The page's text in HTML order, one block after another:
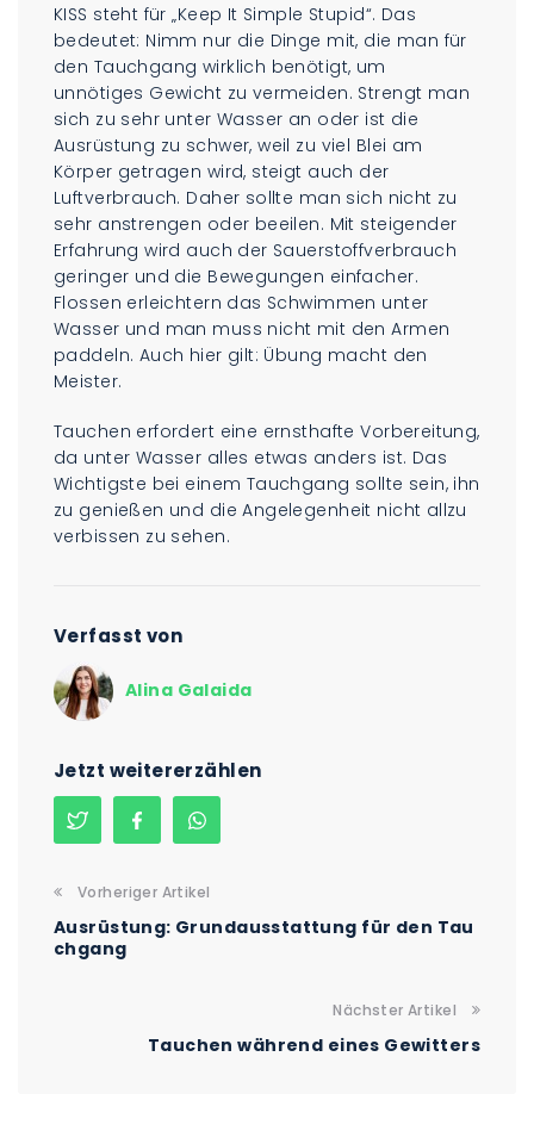
KISS steht für „Keep It Simple Stupid“. Das
bedeutet: Nimm nur die Dinge mit, die man für
den Tauchgang wirklich benötigt, um
unnötiges Gewicht zu vermeiden. Strengt man
sich zu sehr unter Wasser an oder ist die
Ausrüstung zu schwer, weil zu viel Blei am
Körper getragen wird, steigt auch der
Luftverbrauch. Daher sollte man sich nicht zu
sehr anstrengen oder beeilen. Mit steigender
Erfahrung wird auch der Sauerstoffverbrauch
geringer und die Bewegungen einfacher.
Flossen erleichtern das Schwimmen unter
Wasser und man muss nicht mit den Armen
paddeln. Auch hier gilt: Übung macht den
Meister.
Tauchen erfordert eine ernsthafte Vorbereitung,
da unter Wasser alles etwas anders ist. Das
Wichtigste bei einem Tauchgang sollte sein, ihn
zu genießen und die Angelegenheit nicht allzu
verbissen zu sehen.
Verfasst von
Alina Galaida
Jetzt weitererzählen
Vorheriger Artikel
Ausrüstung: Grundausstattung für den Tau
chgang
Nächster Artikel
Tauchen während eines Gewitters